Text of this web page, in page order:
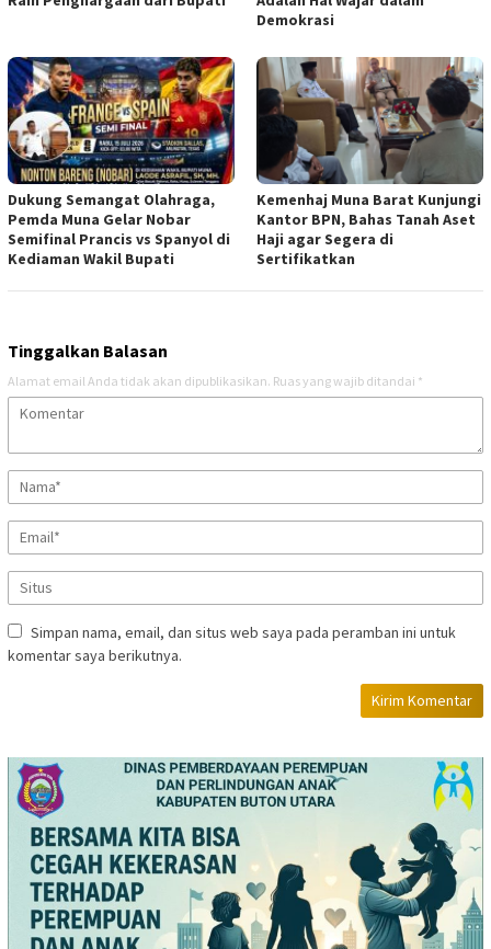
Demokrasi
Dukung Semangat Olahraga,
Pemda Muna Gelar Nobar
Semifinal Prancis vs Spanyol di
Kediaman Wakil Bupati
Kemenhaj Muna Barat Kunjungi
Kantor BPN, Bahas Tanah Aset
Haji agar Segera di
Sertifikatkan
Tinggalkan Balasan
Alamat email Anda tidak akan dipublikasikan. Ruas yang wajib ditandai *
Simpan nama, email, dan situs web saya pada peramban ini untuk
komentar saya berikutnya.